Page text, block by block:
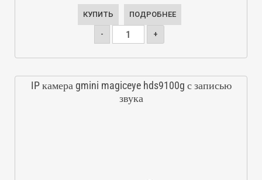
КУПИТЬ ПОДРОБНЕЕ
- +
IP камера gmini magiceye hds9100g с записью
звука